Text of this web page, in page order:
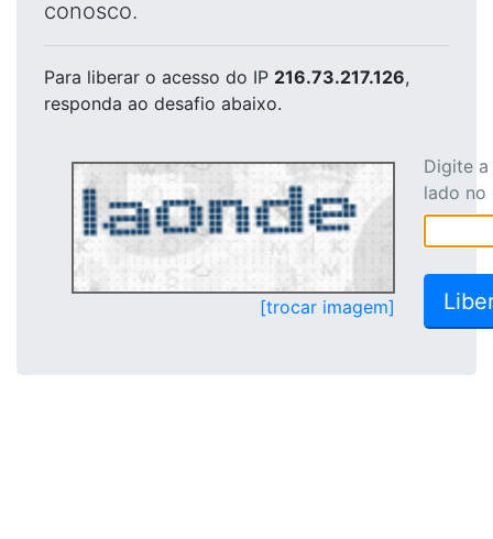
conosco.
Para liberar o acesso do IP 216.73.217.126,
responda ao desafio abaixo.
[trocar imagem]
Digite
lado no